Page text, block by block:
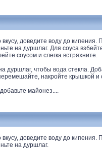
доведите воду до
на дуршлаг. Для соуса
соусом и слегка встряхните.
чтобы вода стекла.
накройте крышкой и
майонез....
доведите воду до
на дуршлаг.